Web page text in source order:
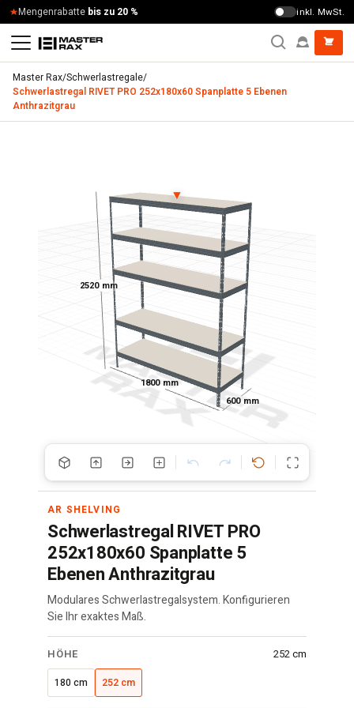
Zum Inhalt springen
Mengenrabatte bis zu 20 % inkl. MwSt.
Master Rax/Schwerlastregale/
Schwerlastregal RIVET PRO 252x180x60 Spanplatte 5 Ebenen
Anthrazitgrau
2520 mm
1800 mm
600 mm
▼
AR SHELVING
Schwerlastregal RIVET PRO
252x180x60 Spanplatte 5
Ebenen Anthrazitgrau
Modulares Schwerlastregalsystem. Konfigurieren
Sie Ihr exaktes Maß.
RIVET
Regal
HÖHE 252 cm
180 cm 252 cm